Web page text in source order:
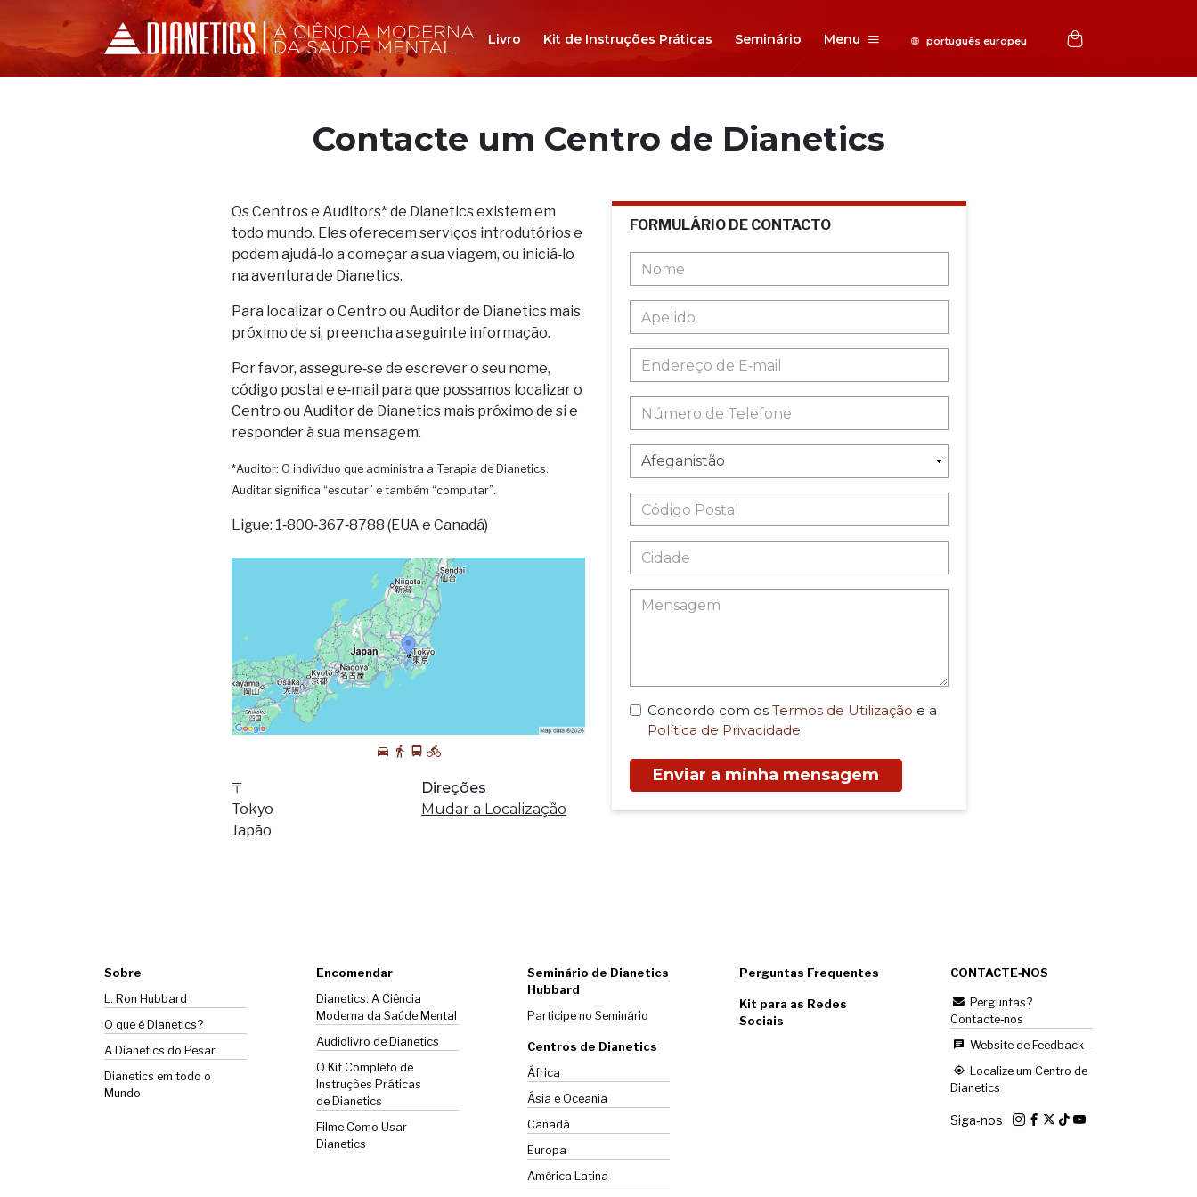
Livro Kit de Instruções Práticas Seminário Menu
Contacte um Centro de Dianetics
Os Centros e Auditors* de Dianetics existem em
todo mundo. Eles oferecem serviços introdutórios e
podem ajudá‑lo a começar a sua viagem, ou iniciá‑lo
na aventura de Dianetics.
Para localizar o Centro ou Auditor de Dianetics mais
próximo de si, preencha a seguinte informação.
Por favor, assegure‑se de escrever o seu nome,
código postal e e‑mail para que possamos localizar o
Centro ou Auditor de Dianetics mais próximo de si e
responder à sua mensagem.
*Auditor: O indivíduo que administra a Terapia de Dianetics.
Auditar significa “escutar” e também “computar”.
Ligue: 1‑800‑367‑8788 (EUA e Canadá)
〒
Tokyo
Japão
Direções
Mudar a Localização
FORMULÁRIO DE CONTACTO
Concordo com os Termos de Utilização e a
Política de Privacidade.
Enviar a minha mensagem
Sobre
L. Ron Hubbard
O que é Dianetics?
A Dianetics do Pesar
Dianetics em todo o
Mundo
Encomendar
Dianetics: A Ciência
Moderna da Saúde Mental
Audiolivro de Dianetics
O Kit Completo de
Instruções Práticas
de Dianetics
Filme Como Usar
Dianetics
Seminário de Dianetics
Hubbard
Participe no Seminário
Centros de Dianetics
África
Ásia e Oceania
Canadá
Europa
América Latina
Perguntas Frequentes
Kit para as Redes
Sociais
CONTACTE‑NOS
Perguntas?
Contacte‑nos
Website de Feedback
Localize um Centro de
Dianetics
Siga‑nos